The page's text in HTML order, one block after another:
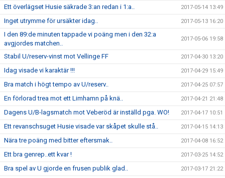
Ett överlägset Husie säkrade 3:an redan i 1:a.. 2017-05-14 13:49
Inget utrymme för ursäkter idag.. 2017-05-13 16:20
I den 89:de minuten tappade vi poäng men i den 32:a
avgjordes matchen..
2017-05-06 19:58
Stabil U/reserv-vinst mot Vellinge FF 2017-04-30 13:20
Idag visade vi karaktär !!! 2017-04-29 15:49
Bra match i högt tempo av U/reserv.. 2017-04-25 07:57
En förlorad trea mot ett Limhamn på knä.. 2017-04-21 21:48
Dagens U/B-lagsmatch mot Veberöd är inställd pga. WO! 2017-04-17 10:51
Ett revanschsuget Husie visade var skåpet skulle stå.. 2017-04-15 14:13
Nära tre poäng med bitter eftersmak.. 2017-04-08 16:52
Ett bra genrep..ett kvar ! 2017-03-25 14:52
Bra spel av U gjorde en frusen publik glad.. 2017-03-17 21:22